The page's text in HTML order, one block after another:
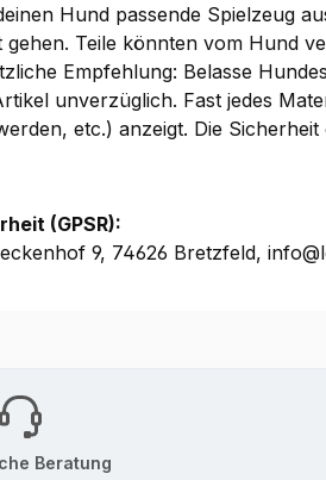
Hund passende Spielzeug
Teile könnten vom Hund
Empfehlung: Belasse
unverzüglich. Fast jedes
etc.) anzeigt. Die
(GPSR):
9, 74626 Bretzfeld,
Beratung